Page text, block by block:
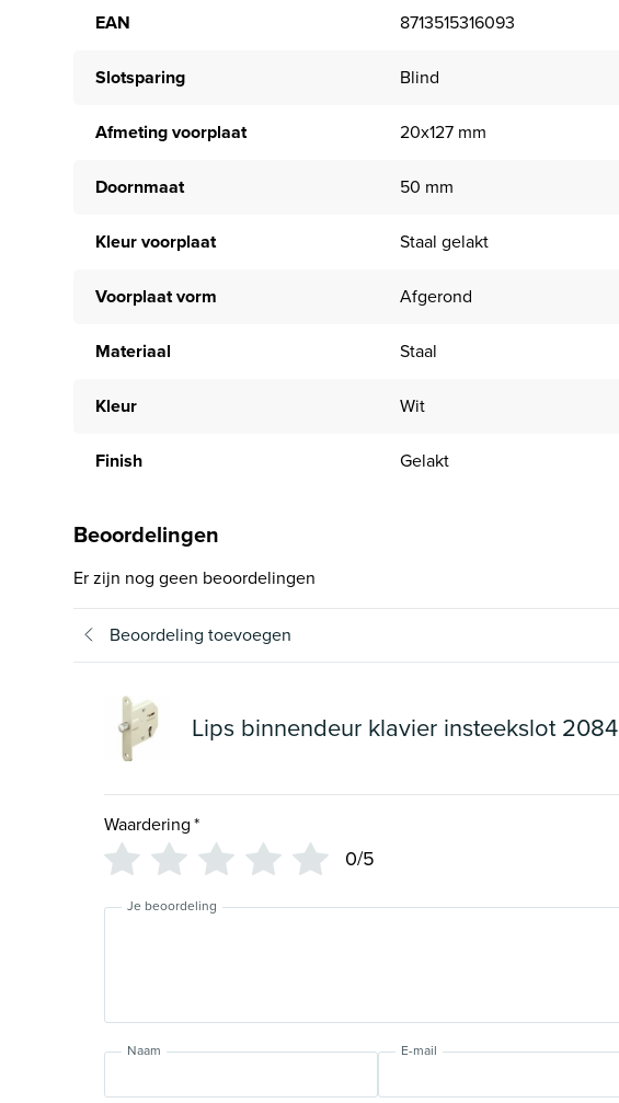
EAN 8713515316093
Slotsparing Blind
Afmeting voorplaat 20x127 mm
Doornmaat 50 mm
Kleur voorplaat Staal gelakt
Voorplaat vorm Afgerond
Materiaal Staal
Kleur Wit
Finish Gelakt
Beoordelingen
Er zijn nog geen beoordelingen
Beoordeling toevoegen
Lips binnendeur klavier insteekslot 2084
Waardering*
0/5
Je beoordeling
Naam E-mail